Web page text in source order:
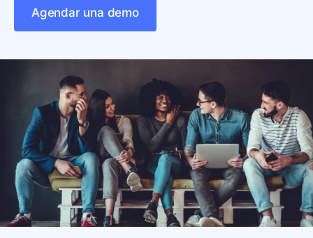
Agendar una demo